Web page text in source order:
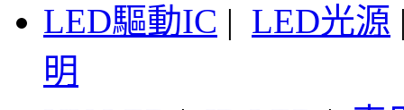
LED驅動IC | LED光源
明